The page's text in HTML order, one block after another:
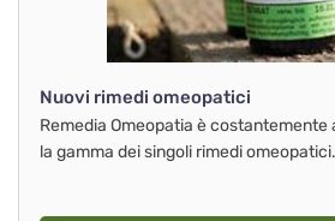
Nuovi rimedi omeopatici
Remedia Omeopatia è costantemente
la gamma dei singoli rimedi omeopatici.